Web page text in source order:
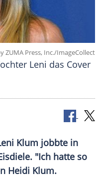
ZUMA Press, Inc./ImageCollect
Leni das Cover
Klum jobbte in
. "Ich hatte so
Heidi Klum.